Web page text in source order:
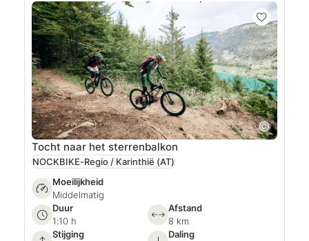
Tocht naar het sterrenbalkon
NOCKBIKE-Regio / Karinthië (AT)
Moeilijkheid
Middelmatig
Duur
1:10 h
Afstand
8 km
Stijging
Daling